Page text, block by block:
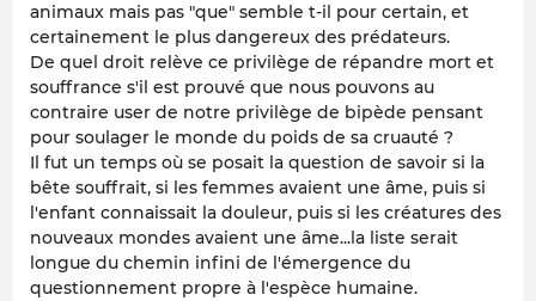
animaux mais pas "que" semble t-il pour certain, et
certainement le plus dangereux des prédateurs.
De quel droit relève ce privilège de répandre mort et
souffrance s'il est prouvé que nous pouvons au
contraire user de notre privilège de bipède pensant
pour soulager le monde du poids de sa cruauté ?
Il fut un temps où se posait la question de savoir si la
bête souffrait, si les femmes avaient une âme, puis si
l'enfant connaissait la douleur, puis si les créatures des
nouveaux mondes avaient une âme...la liste serait
longue du chemin infini de l'émergence du
questionnement propre à l'espèce humaine.